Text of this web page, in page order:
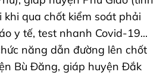
khi qua chốt kiểm soát phải
y tế, test nhanh Covid-19...
năng dẫn đường lên chốt
Bù Đăng, giáp huyện Đắk